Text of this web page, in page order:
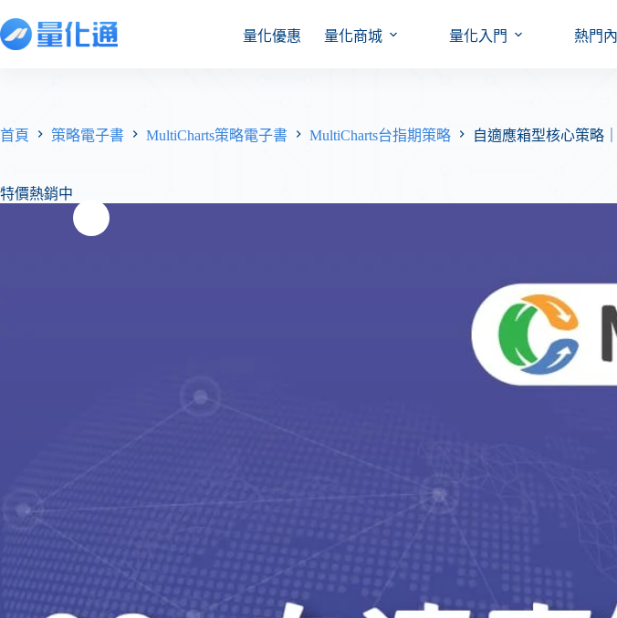
量化優惠 量化商城 量化入門 熱門
首頁 策略電子書 MultiCharts策略電子書 MultiCharts台指期策略 自適應箱型核心策略
特價熱銷中